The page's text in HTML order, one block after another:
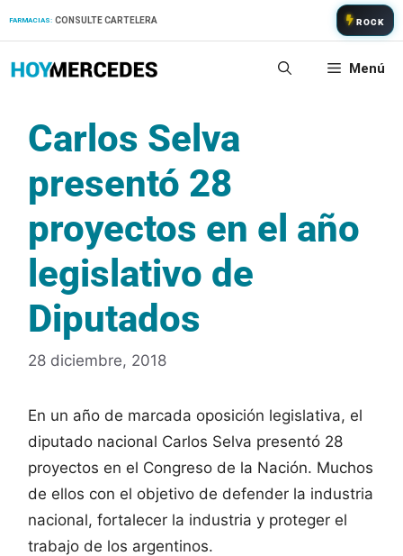
FARMACIAS: CONSULTE CARTELERA ROCK
Menú
Carlos Selva
presentó 28
proyectos en el año
legislativo de
Diputados
28 diciembre, 2018
En un año de marcada oposición legislativa, el
diputado nacional Carlos Selva presentó 28
proyectos en el Congreso de la Nación. Muchos
de ellos con el objetivo de defender la industria
nacional, fortalecer la industria y proteger el
trabajo de los argentinos.